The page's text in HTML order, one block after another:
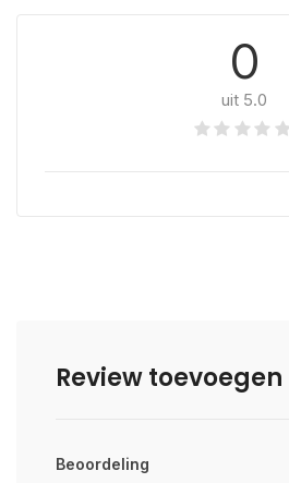
0
uit 5.0
Review toevoegen
Beoordeling